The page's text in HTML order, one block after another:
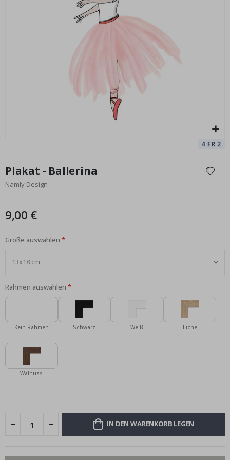
Leopard Kunstposter
Anfang
der
Bildgalerie
Plakat - Ballerina
Namly Design
9,00 €
Größe auswählen
Rahmen auswählen
Kein Rahmen Schwarz Weiß Eiche
Walnuss
IN DEN WARENKORB LEGEN